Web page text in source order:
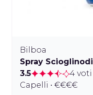
Bilboa
Spray Scioglinodi
3.5
4 voti
Capelli • €€€€